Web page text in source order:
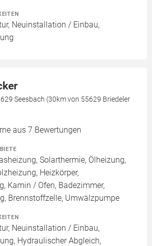
Neuinstallation / Einbau,
Seesbach (30km von 55629 Briedeler
aus 7 Bewertungen
Solarthermie, Ölheizung,
Heizkörper,
Kamin / Ofen, Badezimmer,
Brennstoffzelle, Umwälzpumpe
Neuinstallation / Einbau,
Hydraulischer Abgleich,